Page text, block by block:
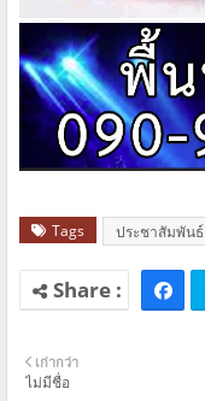
Tags ประชาสัมพันธ์
เก่ากว่า
ไม่มีชื่อ